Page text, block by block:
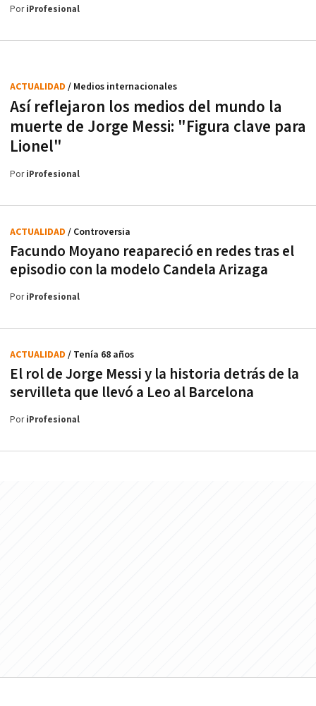
PoriProfesional
Así reflejaron los medios del mundo la
muerte de Jorge Messi: "Figura clave para
Lionel"
ACTUALIDAD / Medios internacionales
PoriProfesional
Facundo Moyano reapareció en redes tras el
episodio con la modelo Candela Arizaga
ACTUALIDAD / Controversia
PoriProfesional
El rol de Jorge Messi y la historia detrás de la
servilleta que llevó a Leo al Barcelona
ACTUALIDAD / Tenía 68 años
PoriProfesional